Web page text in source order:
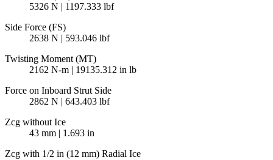
5326 N | 1197.333 lbf
Side Force (FS)
2638 N | 593.046 lbf
Twisting Moment (MT)
2162 N-m | 19135.312 in lb
Force on Inboard Strut Side
2862 N | 643.403 lbf
Zcg without Ice
43 mm | 1.693 in
Zcg with 1/2 in (12 mm) Radial Ice